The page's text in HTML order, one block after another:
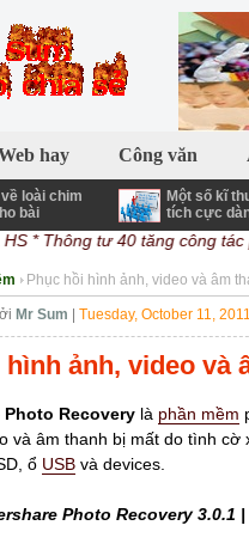
Mr Sum ! Blog chia sẻ về
hay Công văn
loài chim
bài
Một số kĩ
tích cực
* Thông tư 40 tăng công tác
Phục hồi hình ảnh, video và âm
Mr Sum Tuesday, October 11, 2011
ảnh, video và
Photo Recovery là phần mềm
và âm thanh bị mất do tình
ổ USB và devices.
Photo Recovery